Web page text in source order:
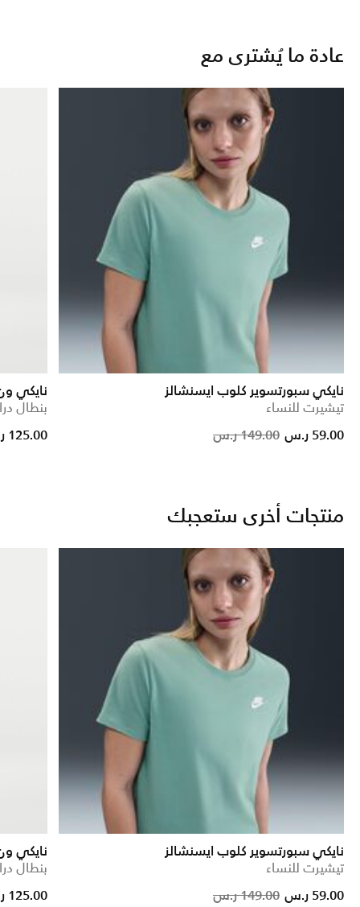
عادة ما يُشترى مع
نايكي سبورتسوير كلوب ايسنشالز
تيشيرت للنساء
Price reduced149.00 ر.س to59.00 ر.س
نايكي
بنطال
125.00 ر.س
منتجات أخرى ستعجبك
نايكي سبورتسوير كلوب ايسنشالز
تيشيرت للنساء
Price reduced149.00 ر.س to59.00 ر.س
نايكي
بنطال
125.00 ر.س